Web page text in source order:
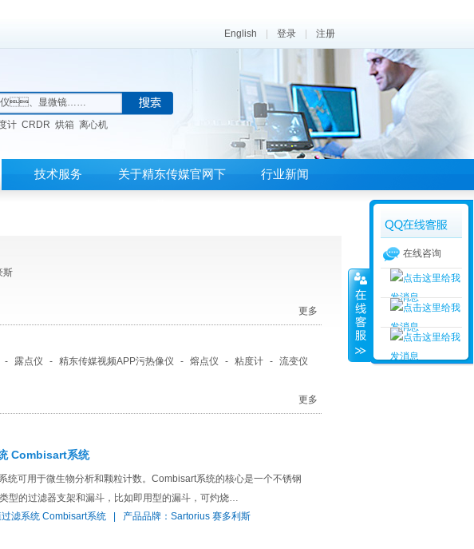
English 登录 注册
计 CRDR 烘箱 离心机
技术服务 关于精东传媒官网下 行业新闻
斯
更多
- 露点仪 - 精东传媒视频APP污热像仪 - 熔点仪 - 粘度计 - 流变仪
更多
Combisart系统
系统可用于微生物分析和颗粒计数。Combisart系统的核心是一个不锈钢
型的过滤器支架和漏斗，比如即用型的漏斗，可灼烧…
膜过滤系统 Combisart系统 | 产品品牌：Sartorius 赛多利斯
在线咨询